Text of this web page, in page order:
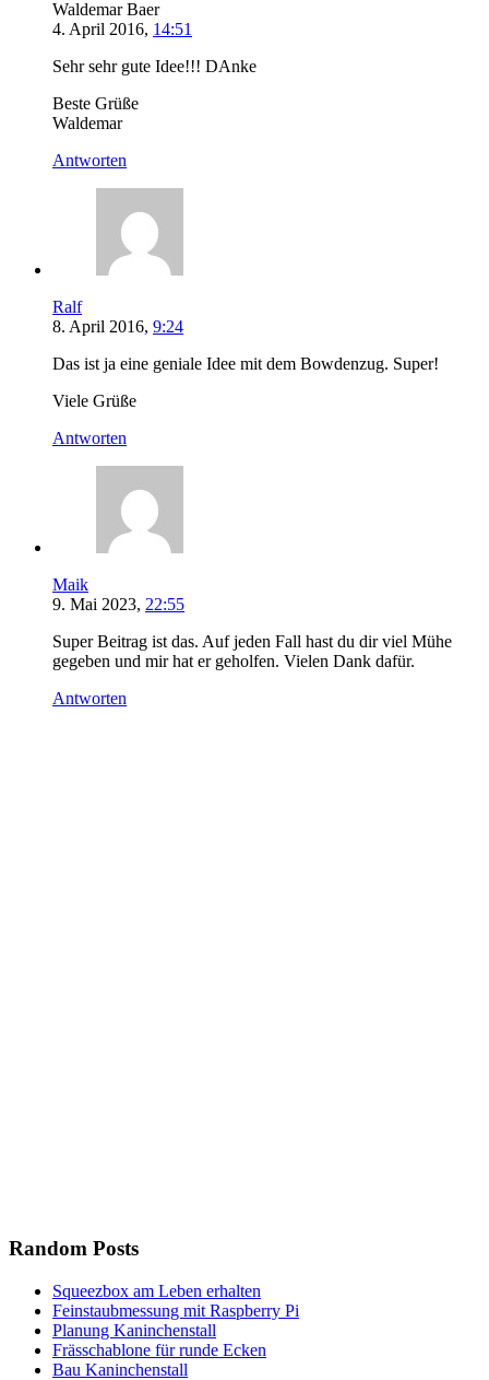
Waldemar Baer
4. April 2016, 14:51
Sehr sehr gute Idee!!! DAnke
Beste Grüße
Waldemar
Antworten
Ralf
8. April 2016, 9:24
Das ist ja eine geniale Idee mit dem Bowdenzug. Super!
Viele Grüße
Antworten
Maik
9. Mai 2023, 22:55
Super Beitrag ist das. Auf jeden Fall hast du dir viel Mühe
gegeben und mir hat er geholfen. Vielen Dank dafür.
Antworten
Random Posts
Squeezbox am Leben erhalten
Feinstaubmessung mit Raspberry Pi
Planung Kaninchenstall
Frässchablone für runde Ecken
Bau Kaninchenstall